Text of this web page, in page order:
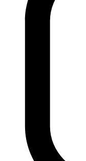
interesados y las
están viviendo los
tiempos de
social en contextos
perspectivas de
futuro? ¿Qué
estamos
Estáis invitados e